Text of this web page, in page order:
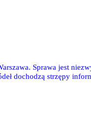
Sprawa jest
dochodzą strzępy